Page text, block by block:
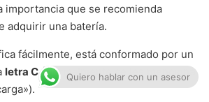
importancia que se recomienda
adquirir una batería.
fácilmente, está conformado por un
letra C(Normalmente se les menciona
Quiero hablar con un asesor